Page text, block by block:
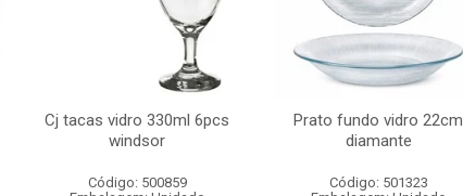
Cj tacas vidro 330ml 6pcs
windsor
Código: 500859
Prato fundo vidro 22cm
diamante
Código: 501323